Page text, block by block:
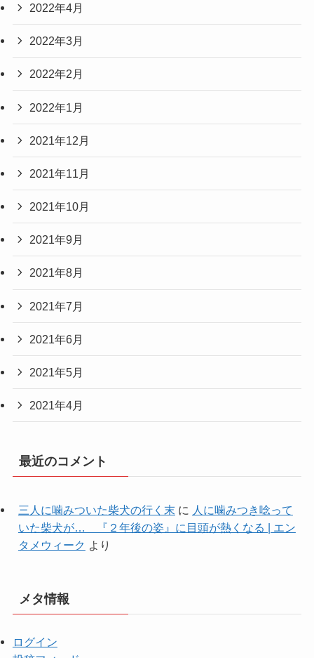
2022年4月
2022年3月
2022年2月
2022年1月
2021年12月
2021年11月
2021年10月
2021年9月
2021年8月
2021年7月
2021年6月
2021年5月
2021年4月
最近のコメント
三人に噛みついた柴犬の行く末 に 人に噛みつき唸って
いた柴犬が… 『２年後の姿』に目頭が熱くなる | エン
タメウィーク より
メタ情報
ログイン